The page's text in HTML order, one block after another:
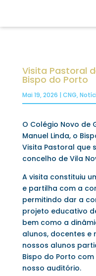
Visita Pastoral
Bispo do Porto
Mai 19, 2026 | CNG,
O Colégio Novo de
Manuel Linda, o
Visita Pastoral que
concelho de Vila
A visita constituiu
e partilha com a
permitindo dar a
projeto educativo
bem como a
alunos, docentes e
nossos alunos
Bispo do Porto
nosso auditório.